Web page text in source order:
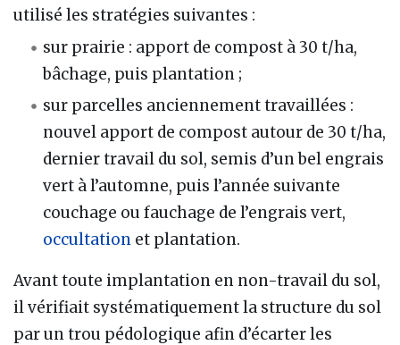
utilisé les stratégies suivantes :
sur prairie : apport de compost à 30 t/ha,
bâchage, puis plantation ;
sur parcelles anciennement travaillées :
nouvel apport de compost autour de 30 t/ha,
dernier travail du sol, semis d’un bel engrais
vert à l’automne, puis l’année suivante
couchage ou fauchage de l’engrais vert,
occultation et plantation.
Avant toute implantation en non-travail du sol,
il vérifiait systématiquement la structure du sol
par un trou pédologique afin d’écarter les